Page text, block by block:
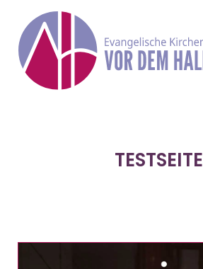
TESTSEITE